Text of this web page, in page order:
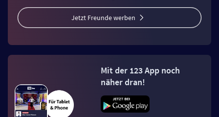
Jetzt Freunde werben
Mit der 123 App noch
näher dran!